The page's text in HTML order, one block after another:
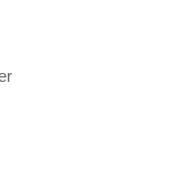
Link